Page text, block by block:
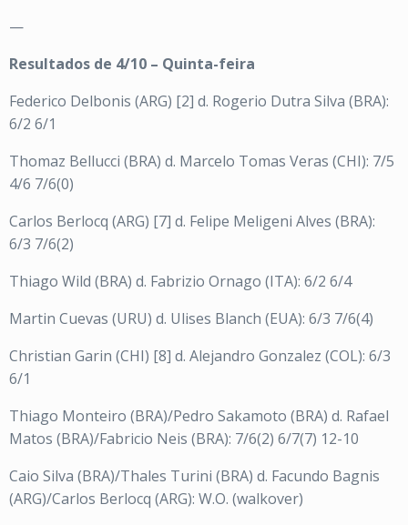
—
Resultados de 4/10 – Quinta-feira
Federico Delbonis (ARG) [2] d. Rogerio Dutra Silva (BRA):
6/2 6/1
Thomaz Bellucci (BRA) d. Marcelo Tomas Veras (CHI): 7/5
4/6 7/6(0)
Carlos Berlocq (ARG) [7] d. Felipe Meligeni Alves (BRA):
6/3 7/6(2)
Thiago Wild (BRA) d. Fabrizio Ornago (ITA): 6/2 6/4
Martin Cuevas (URU) d. Ulises Blanch (EUA): 6/3 7/6(4)
Christian Garin (CHI) [8] d. Alejandro Gonzalez (COL): 6/3
6/1
Thiago Monteiro (BRA)/Pedro Sakamoto (BRA) d. Rafael
Matos (BRA)/Fabricio Neis (BRA): 7/6(2) 6/7(7) 12-10
Caio Silva (BRA)/Thales Turini (BRA) d. Facundo Bagnis
(ARG)/Carlos Berlocq (ARG): W.O. (walkover)